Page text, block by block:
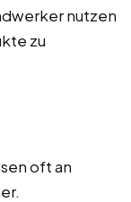
nutzen
zu
oft an